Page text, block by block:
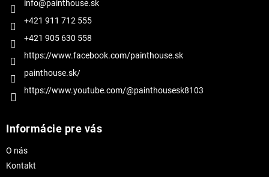
info@painthouse.sk
+421 911 712 555
+421 905 630 558
https://www.facebook.com/painthouse.sk
painthouse.sk/
https://www.youtube.com/@painthousesk8103
Informácie pre vás
O nás
Kontakt